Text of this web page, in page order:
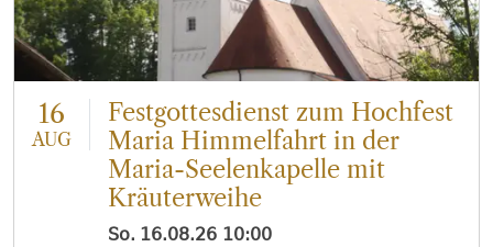
16
AUG
Festgottesdienst zum Hochfest
Maria Himmelfahrt in der
Maria-Seelenkapelle mit
Kräuterweihe
So. 16.08.26 10:00